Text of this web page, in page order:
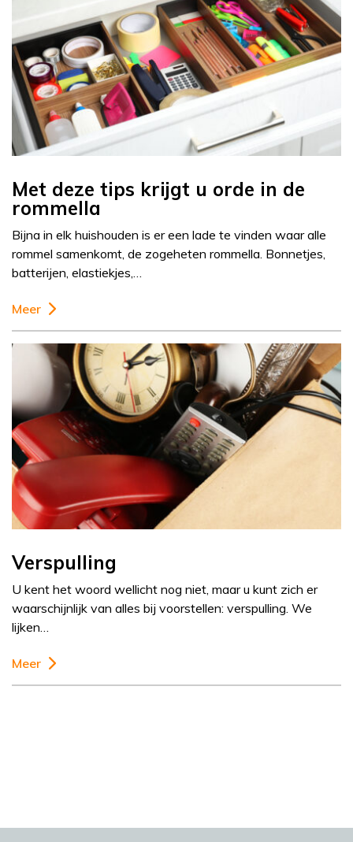
Met deze tips krijgt u orde in de
rommella
Bijna in elk huishouden is er een lade te vinden waar alle
rommel samenkomt, de zogeheten rommella. Bonnetjes,
batterijen, elastiekjes,…
Meer
Verspulling
U kent het woord wellicht nog niet, maar u kunt zich er
waarschijnlijk van alles bij voorstellen: verspulling. We
lijken…
Meer